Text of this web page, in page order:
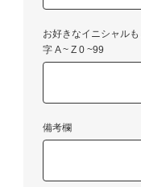
お好きなイニシャル
字 A ~ Z 0 ~99
備考欄